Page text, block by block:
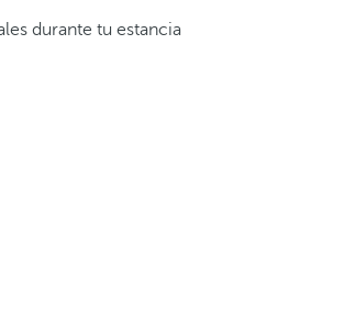
durante tu estancia